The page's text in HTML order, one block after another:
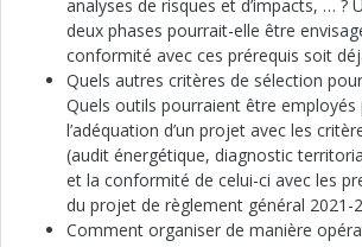
analyses de risques et d’impacts, … ?
deux phases pourrait-elle être
conformité avec ces prérequis soit
Quels autres critères de sélection
Quels outils pourraient être employés
l’adéquation d’un projet avec les
(audit énergétique, diagnostic
et la conformité de celui-ci avec les
du projet de règlement général 2021-
Comment organiser de manière